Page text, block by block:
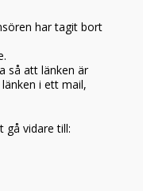
har tagit bort
så att länken är
i ett mail,
gå vidare till: